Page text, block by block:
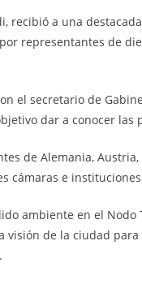
recibió a una
representantes de
el secretario de
dar a conocer
de Alemania,
cámaras e
ambiente en el
visión de la ciudad